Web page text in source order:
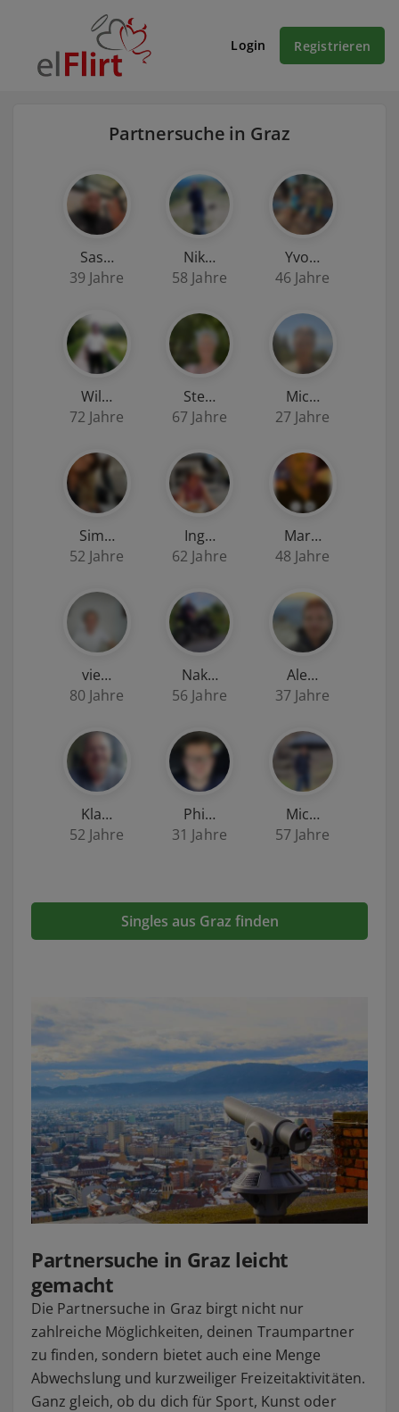
Login Registrieren
Partnersuche in Graz
Sas…
39 Jahre
Nik…
58 Jahre
Yvo…
46 Jahre
Wil…
72 Jahre
Ste…
67 Jahre
Mic…
27 Jahre
Sim…
52 Jahre
Ing…
62 Jahre
Mar…
48 Jahre
vie…
80 Jahre
Nak…
56 Jahre
Ale…
37 Jahre
Kla…
52 Jahre
Phi…
31 Jahre
Mic…
57 Jahre
Singles aus Graz finden
Partnersuche in Graz leicht
gemacht
Die Partnersuche in Graz birgt nicht nur
zahlreiche Möglichkeiten, deinen Traumpartner
zu finden, sondern bietet auch eine Menge
Abwechslung und kurzweiliger Freizeitaktivitäten.
Ganz gleich, ob du dich für Sport, Kunst oder